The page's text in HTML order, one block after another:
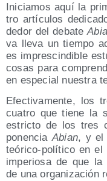
Ini­cia­mos aquí la
tro artícu­los
de­dor del deba­te
va lle­va un tiem­po
es impres­cin­di­ble
cosas para
en espe­cial nues­tra
Efec­ti­va­men­te, los
cua­tro que tie­ne la
estric­to de los tres
ponen­ciaAbian, y el
teó­ri­co-polí­ti­co en el
impe­rio­sa de que la
de una orga­ni­za­ción